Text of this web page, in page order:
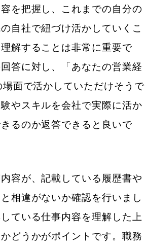
を把握し、これまでの自分の
自社で紐づけ活かしていくこ
解することは非常に重要で
答に対し、「あなたの営業経
面で活かしていただけそうで
やスキルを会社で実際に活か
るのか返答できると良いで
容が、記載している履歴書や
相違がないか確認を行いまし
ている仕事内容を理解した上
どうかがポイントです。職務